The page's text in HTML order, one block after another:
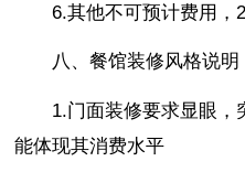
6.其他不可预计费用，
八、餐馆装修风格说明
1.门面装修要求显眼，
能体现其消费水平